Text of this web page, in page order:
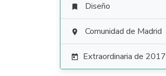
 Diseño
 Comunidad de Madrid
 Extraordinaria de 2017